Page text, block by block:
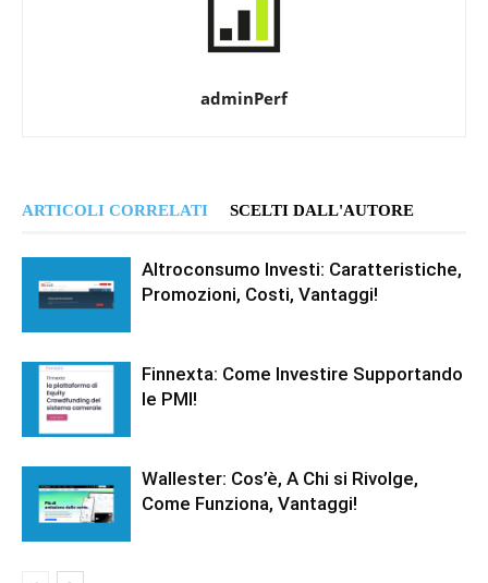
adminPerf
ARTICOLI CORRELATI SCELTI DALL'AUTORE
Altroconsumo Investi: Caratteristiche,
Promozioni, Costi, Vantaggi!
Finnexta: Come Investire Supportando
le PMI!
Wallester: Cos’è, A Chi si Rivolge,
Come Funziona, Vantaggi!